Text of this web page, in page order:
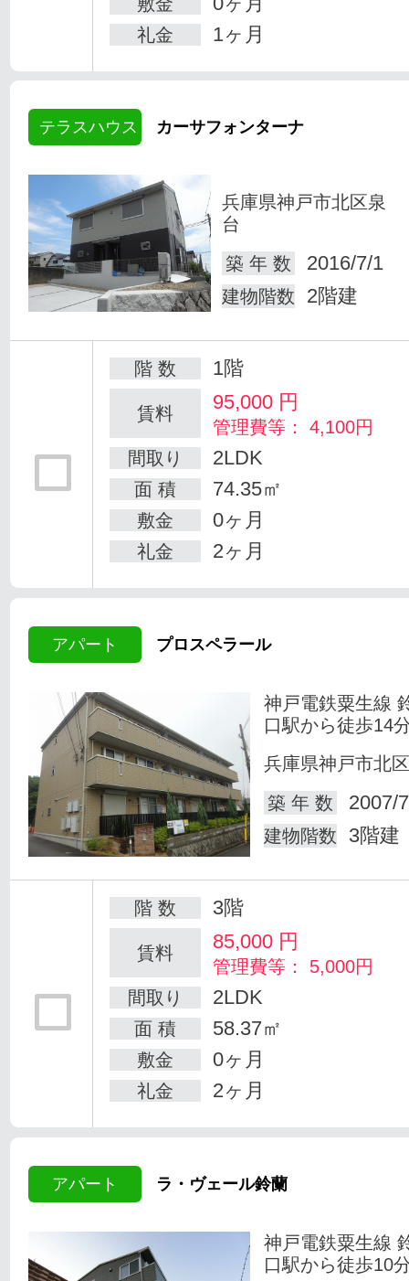
礼金 1ヶ月
テラスハウス カーサフォンターナ
兵庫県神戸市北区泉
台
築 年 数
2016/7/1
建物階数 2階建
階 数 1階
賃料 95,000 円
管理費等： 4,100円
間取り
2LDK
面 積 74.35㎡
敷金 0ヶ月
礼金 2ヶ月
アパート プロスペラール
神戸電鉄粟生線
口駅から徒歩14
兵庫県神戸市北
築 年 数
2007/
建物階数 3階建
階 数 3階
賃料 85,000 円
管理費等： 5,000円
間取り
2LDK
面 積 58.37㎡
敷金 0ヶ月
礼金 2ヶ月
アパート ラ・ヴェール鈴蘭
神戸電鉄粟生線
口駅から徒歩10